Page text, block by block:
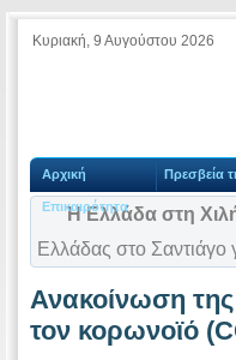
Κυριακή, 9 Αυγούστου 2026
Αρχική Πρεσβεία
Επικαιρότητα
Η Ελλάδα στη
Ελλάδας στο Σαντιάγο
Ανακοίνωση
τον κορωνοϊό